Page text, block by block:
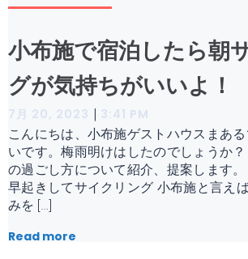
小布施で宿泊したら朝
グが気持ちがいいよ！
7月 20, 2023 | 3:41 PM
こんにちは、小布施ゲストハウスまあ
いです。梅雨明けはしたのでしょうか
の過ごし方について紹介、提案します。
早起きしてサイクリング 小布施と言え
みを […]
Read more